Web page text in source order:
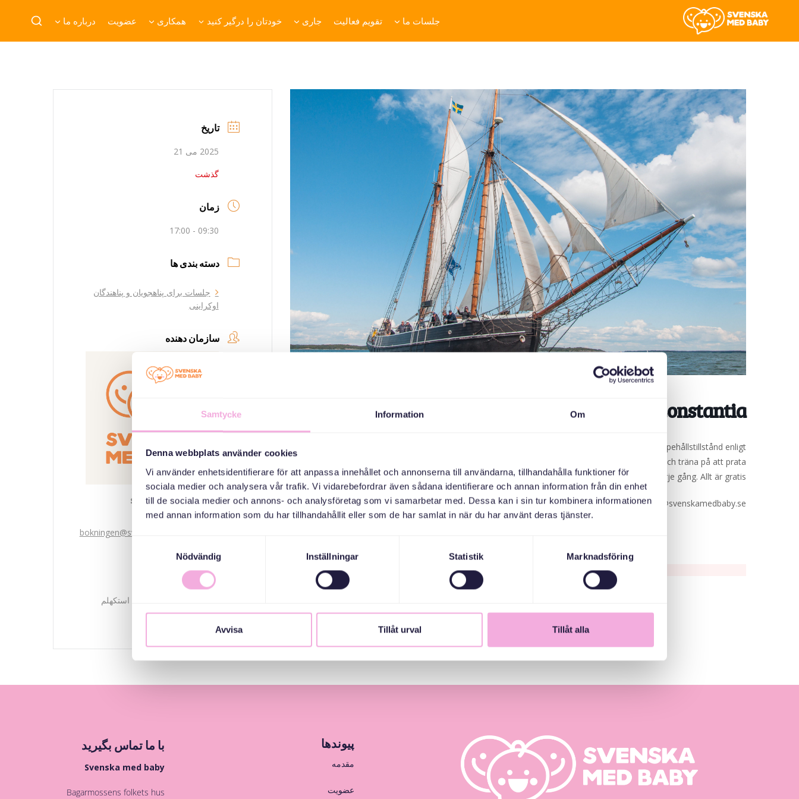
Samtycke Information Om
Denna webbplats använder cookies
Vi använder enhetsidentifierare för att anpassa innehållet och annonserna till användarna, tillhandahålla funktioner för
sociala medier och analysera vår trafik. Vi vidarebefordrar även sådana identifierare och annan information från din enhet
till de sociala medier och annons- och analysföretag som vi samarbetar med. Dessa kan i sin tur kombinera informationen
med annan information som du har tillhandahållit eller som de har samlat in när du har använt deras tjänster.
Nödvändig
Inställningar Statistik Marknadsföring
Avvisa Tillåt urval Tillåt alla
جلسات ما تقویم فعالیت جاری خودتان را درگیر کنید همکاری عضویت درباره ما
Välkommen att segla med Constantia!
Välkommen till våra utomhusträffar för asylsökande och ukrainare som är i Sverige med uppehållstillstånd enligt
massflyktsdirektivet. Vi träffas och går på promenader tillsammans för att upptäcka Stockholm och träna på att prata
svenska. Barn är självklart välkomna! Vi bjuder på fika varje gång. Allt är gratis!
Har du frågor? Kontakta Olga på 070-024 7604 eller mejla: olga@svenskamedbaby.se
تاریخ
2025 می 21
گذشت
زمان
09:30 - 17:00
دسته بندی ها
جلسات برای پناهجویان و پناهندگان
اوکراینی
سازمان دهنده
Svenska med baby
ایمیل
bokningen@svenskamedbaby.se
هم سازمان دهندگان
هیئت اداری شهرستان استکهلم
پیوندها
مقدمه
عضویت
با ما تماس بگیرید
Svenska med baby
Bagarmossens folkets hus